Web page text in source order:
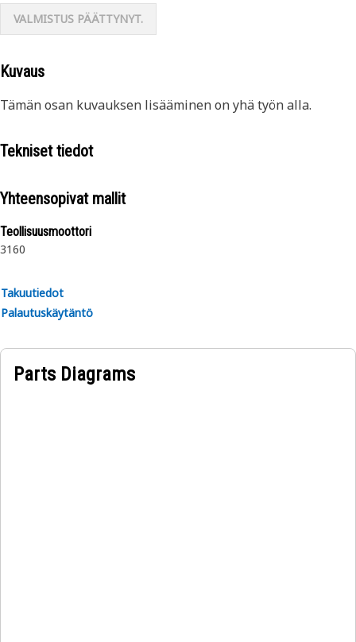
VALMISTUS PÄÄTTYNYT.
Kuvaus
Tämän osan kuvauksen lisääminen on yhä työn alla.
Tekniset tiedot
Yhteensopivat mallit
Teollisuusmoottori
3160
Takuutiedot
Palautuskäytäntö
Parts Diagrams